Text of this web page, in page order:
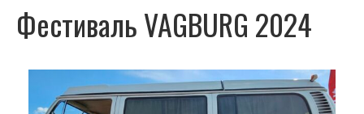
Фестиваль VAGBURG 2024